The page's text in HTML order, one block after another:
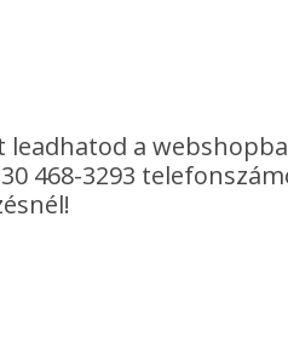
leadhatod a
468-3293